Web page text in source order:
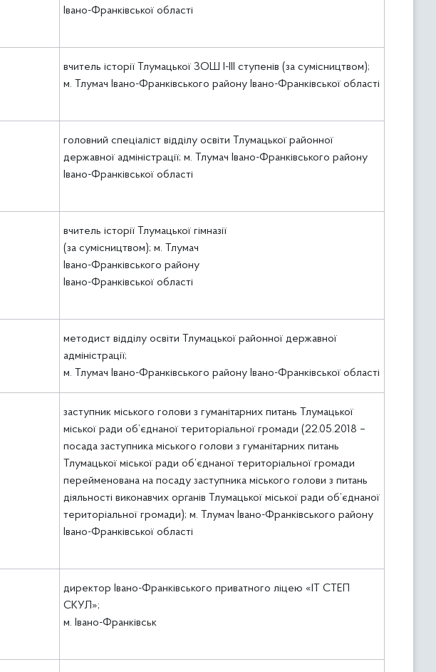
Івано-Франківської області
вчитель історії Тлумацької ЗОШ І-ІІІ ступенів (за сумісництвом);
м. Тлумач Івано-Франківського району Івано-Франківської області
головний спеціаліст відділу освіти Тлумацької районної
державної адміністрації; м. Тлумач Івано-Франківського району
Івано-Франківської області
вчитель історії Тлумацької гімназії
(за сумісництвом); м. Тлумач
Івано-Франківського району
Івано-Франківської області
методист відділу освіти Тлумацької районної державної
адміністрації;
м. Тлумач Івано-Франківського району Івано-Франківської області
заступник міського голови з гуманітарних питань Тлумацької
міської ради об’єднаної територіальної громади (22.05.2018 –
посада заступника міського голови з гуманітарних питань
Тлумацької міської ради об’єднаної територіальної громади
перейменована на посаду заступника міського голови з питань
діяльності виконавчих органів Тлумацької міської ради об’єднаної
територіальної громади); м. Тлумач Івано-Франківського району
Івано-Франківської області
директор Івано-Франківського приватного ліцею «IT СТЕП
СКУЛ»;
м. Івано-Франківськ